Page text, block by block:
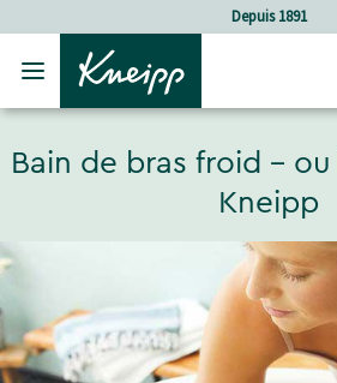
Sauter au contenu du pied de page
Bain de bras froid -
Kneipp